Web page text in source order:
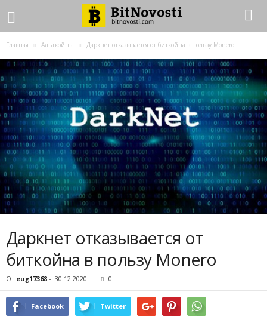
Главная Альткойны Даркнет отказывается от биткойна в пользу Monero
Даркнет отказывается от
биткойна в пользу Monero
От eug17368 - 30.12.2020 0
Facebook Twitter